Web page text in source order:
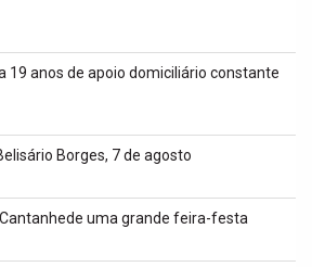
19 anos de apoio domiciliário constante
Borges, 7 de agosto
uma grande feira-festa